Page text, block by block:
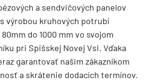
a sendvičových panelov
výrobou kruhových potrubí
do 1000 mm vo svojom
pri Spišskej Novej Vsi. Vďaka
garantovať našim zákazníkom
a skrátenie dodacích termínov.